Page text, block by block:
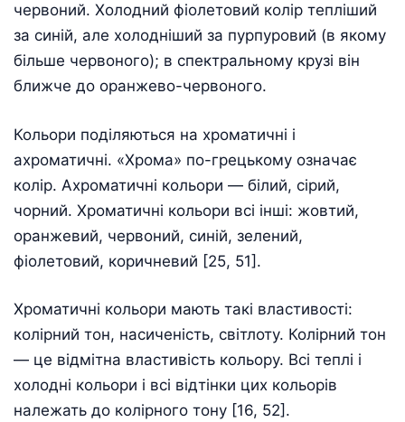
червоний. Холодний фіолетовий колір тепліший
за синій, але холодніший за пурпуровий (в якому
більше червоного); в спектральному крузі він
ближче до оранжево-червоного.
Кольори поділяються на хроматичні і
ахроматичні. «Хрома» по-грецькому означає
колір. Ахроматичні кольори — білий, сірий,
чорний. Хроматичні кольори всі інші: жовтий,
оранжевий, червоний, синій, зелений,
фіолетовий, коричневий [25, 51].
Хроматичні кольори мають такі властивості:
колірний тон, насиченість, світлоту. Колірний тон
— це відмітна властивість кольору. Всі теплі і
холодні кольори і всі відтінки цих кольорів
належать до колірного тону [16, 52].